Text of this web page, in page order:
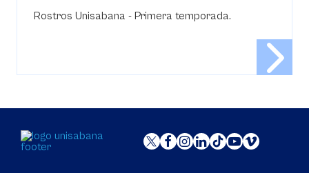
Rostros Unisabana - Primera temporada.